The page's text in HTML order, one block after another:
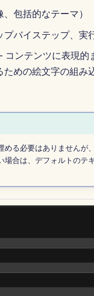
包括的なテーマ）
バイステップ、実
コンテンツに表現的
めの絵文字の組み
める必要はありませんが
場合は、デフォルトのテ